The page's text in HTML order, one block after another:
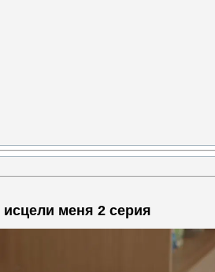
меня 2 серия